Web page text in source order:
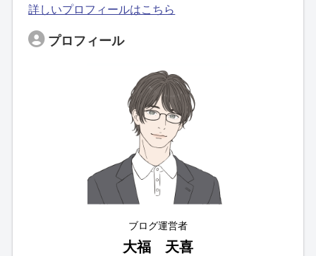
詳しいプロフィールはこちら
プロフィール
ブログ運営者
大福 天喜